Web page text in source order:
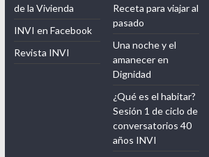
de la Vivienda
INVI en Facebook
Revista INVI
Receta para viajar al
pasado
Una noche y el
amanecer en
Dignidad
¿Qué es el habitar?
Sesión 1 de ciclo de
conversatorios 40
años INVI